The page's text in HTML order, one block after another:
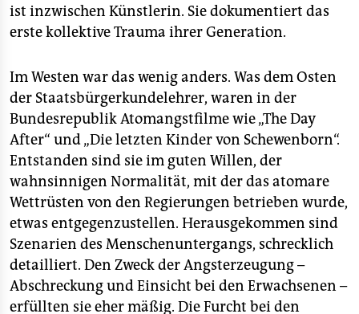
ist inzwischen Künstlerin. Sie dokumentiert das
erste kollektive Trauma ihrer Generation.
Im Westen war das wenig anders. Was dem Osten
der Staatsbürgerkundelehrer, waren in der
Bundesrepublik Atomangstfilme wie „The Day
After“ und „Die letzten Kinder von Schewenborn“.
Entstanden sind sie im guten Willen, der
wahnsinnigen Normalität, mit der das atomare
Wettrüsten von den Regierungen betrieben wurde,
etwas entgegenzustellen. Herausgekommen sind
Szenarien des Menschenuntergangs, schrecklich
detailliert. Den Zweck der Angsterzeugung –
Abschreckung und Einsicht bei den Erwachsenen –
erfüllten sie eher mäßig. Die Furcht bei den